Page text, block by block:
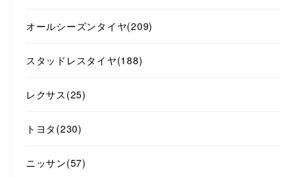
オールシーズンタイヤ(209)
スタッドレスタイヤ(188)
レクサス (25)
トヨタ (230)
ニッサン(57)